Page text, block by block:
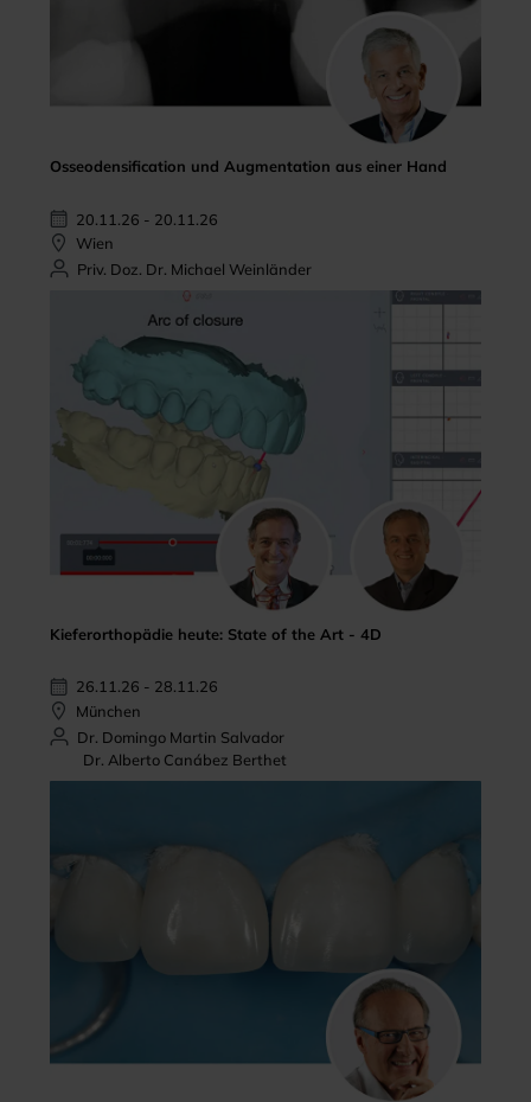
Osseodensification und Augmentation aus einer Hand
20.11.26 - 20.11.26
Wien
Priv. Doz. Dr. Michael Weinländer
Kieferorthopädie heute: State of the Art - 4D
26.11.26 - 28.11.26
München
Dr. Domingo Martin Salvador
Dr. Alberto Canábez Berthet